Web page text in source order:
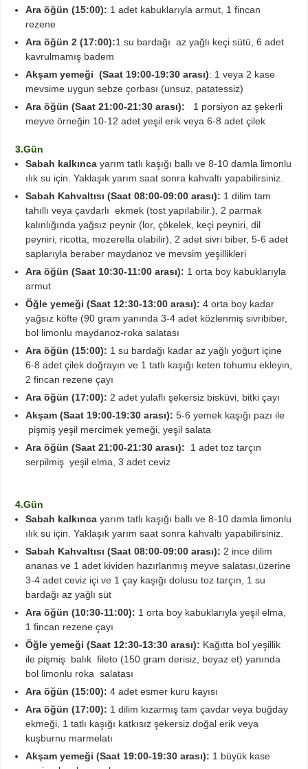
Ara öğün (15:00): 1 adet kabuklarıyla armut, 1 fincan
rezene
Ara öğün 2 (17:00):1 su bardağı az yağlı keçi sütü, 6 adet
kavrulmamış badem
Akşam yemeği (Saat 19:00-19:30 arası): 1 veya 2 kase
mevsime uygun sebze çorbası (unsuz, patatessiz)
Ara öğün (Saat 21:00-21:30 arası): 1 porsiyon az şekerli
meyve örneğin 10-12 adet yeşil erik veya 6-8 adet çilek
3.Gün
Sabah kalkınca yarım tatlı kaşığı ballı ve 8-10 damla limonlu
ılık su için. Yaklaşık yarım saat sonra kahvaltı yapabilirsiniz.
Sabah Kahvaltısı (Saat 08:00-09:00 arası): 1 dilim tam
tahıllı veya çavdarlı ekmek (tost yapılabilir.), 2 parmak
kalınlığında yağsız peynir (lor, çökelek, keçi peyniri, dil
peyniri, ricotta, mozerella olabilir), 2 adet sivri biber, 5-6 adet
saplarıyla beraber maydanoz ve mevsim yeşillikleri
Ara öğün(Saat 10:30-11:00 arası): 1 orta boy kabuklarıyla
armut
Öğle yemeği (Saat 12:30-13:00 arası): 4 orta boy kadar
yağsız köfte (90 gram yanında 3-4 adet közlenmiş sivribiber,
bol limonlu maydanoz-roka salatası
Ara öğün (15:00): 1 su bardağı kadar az yağlı yoğurt içine
6-8 adet çilek doğrayın ve 1 tatlı kaşığı keten tohumu ekleyin,
2 fincan rezene çayı
Ara öğün (17:00): 2 adet yulaflı şekersiz bisküvi, bitki çayı
Akşam (Saat 19:00-19:30 arası):5-6 yemek kaşığı pazı ile
pişmiş yeşil mercimek yemeği, yeşil salata
Ara öğün (Saat 21:00-21:30 arası): 1 adet toz tarçın
serpilmiş yeşil elma, 3 adet ceviz
4.Gün
Sabah kalkıncayarım tatlı kaşığı ballı ve 8-10 damla limonlu
ılık su için. Yaklaşık yarım saat sonra kahvaltı yapabilirsiniz.
Sabah Kahvaltısı (Saat 08:00-09:00 arası): 2 ince dilim
ananas ve 1 adet kividen hazırlanmış meyve salatası,üzerine
3-4 adet ceviz içi ve 1 çay kaşığı dolusu toz tarçın, 1 su
bardağı az yağlı süt
Ara öğün (10:30-11:00): 1 orta boy kabuklarıyla yeşil elma,
1 fincan rezene çayı
Öğle yemeği (Saat 12:30-13:30 arası): Kağıtta bol yeşillik
ile pişmiş balık fileto (150 gram derisiz, beyaz et) yanında
bol limonlu roka salatası
Ara öğün (15:00): 4 adet esmer kuru kayısı
Ara öğün (17:00): 1 dilim kızarmış tam çavdar veya buğday
ekmeği, 1 tatlı kaşığı katkısız şekersiz doğal erik veya
kuşburnu marmelatı
Akşam yemeği (Saat 19:00-19:30 arası): 1 büyük kase